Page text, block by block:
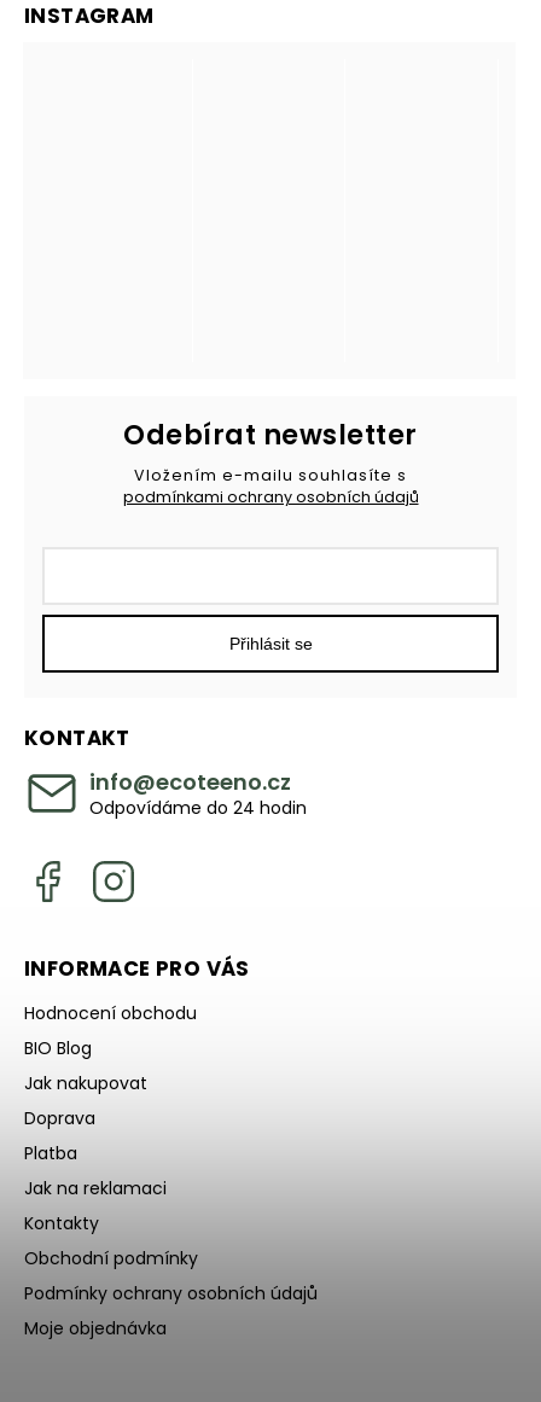
INSTAGRAM
KONTAKT
info@ecoteeno.cz
Odpovídáme do 24 hodin
Odebírat newsletter
Vložením e-mailu souhlasíte s
podmínkami ochrany osobních údajů
Přihlásit se
INFORMACE PRO VÁS
Hodnocení obchodu
BIO Blog
Jak nakupovat
Doprava
Platba
Jak na reklamaci
Kontakty
Obchodní podmínky
Podmínky ochrany osobních údajů
Moje objednávka